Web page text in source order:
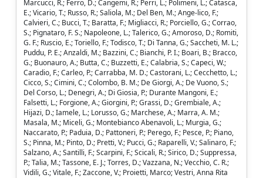
Marcucci, R.; Ferro, D.; Cangemi, R.; Perri, L.; Polimeni, L.; Catasca,
E.; Vicario, T.; Russo, R.; Saliola, M.; Del Ben, M.; Ange-lico, F.;
Calvieri, C.; Bucci, T.; Baratta, F.; Migliacci, R.; Porciello, G.; Corrao,
S.; Pignataro, F. S.; Napoleone, L.; Talerico, G.; Amoroso, D.; Romiti,
G. F.; Ruscio, E.; Toriello, F.; Todisco, T.; Di Tanna, G.; Saccheti, M. L.;
Puddu, P. E.; Anzaldi, M.; Bazzini, C.; Bianchi, P. I.; Boari, B.; Bracco,
G.; Buonauro, A.; Butta, C.; Buzzetti, E.; Calabria, S.; Capeci, W.;
Caradio, F.; Carleo, P.; Carrabba, M. D.; Castorani, L.; Cecchetto, L.;
Cicco, S.; Cimini, C.; Colombo, B. M.; De Giorgi, A.; De Vuono, S.;
Del Corso, L.; Denegri, A.; Di Giosia, P.; Durante Mangoni, E.;
Falsetti, L.; Forgione, A.; Giorgini, P.; Grassi, D.; Grembiale, A.;
Hijazi, D.; Iamele, L.; Lorusso, G.; Marchese, A.; Marra, A. M.;
Masala, M.; Miceli, G.; Montebianco Abenavoli, L.; Murgia, G.;
Naccarato, P.; Paduia, D.; Pattoneri, P.; Perego, F.; Pesce, P.; Piano,
S.; Pinna, M.; Pinto, D.; Pretti, V.; Pucci, G.; Raparelli, V.; Salinaro, F.;
Salzano, A.; Santilli, F.; Scarpini, F.; Scicali, R.; Sirico, D.; Suppressa,
P.; Talia, M.; Tassone, E. J.; Torres, D.; Vazzana, N.; Vecchio, C. R.;
Vidili, G.; Vitale, F.; Zaccone, V.; Proietti, Marco; Vestri, Anna Rita